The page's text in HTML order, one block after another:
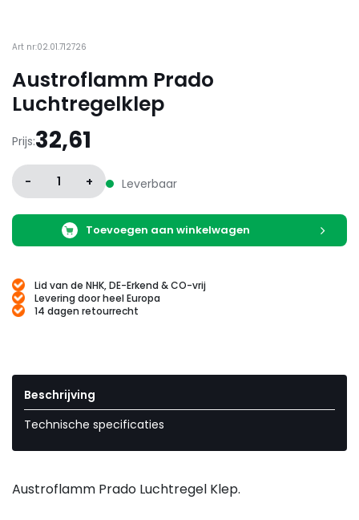
Art nr:02.01.712726
Austroflamm Prado
Luchtregelklep
Prijs:32,61
- 1 + Leverbaar
Toevoegen aan winkelwagen
Lid van de NHK, DE-Erkend & CO-vrij
Levering door heel Europa
14 dagen retourrecht
Beschrijving
Technische specificaties
Austroflamm Prado Luchtregel Klep.